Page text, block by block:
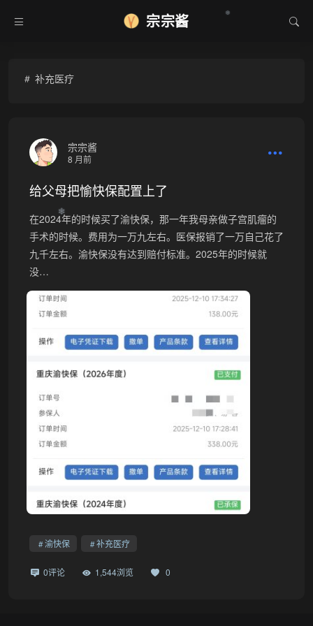
❄
宗宗酱
补充医疗
宗宗酱
8 月前
给父母把愉快保配置上了
在2024年的时候买了渝快保，那一年我母亲做子宫肌瘤的
手术的时候。费用为一万九左右。医保报销了一万自己花了
九千左右。渝快保没有达到赔付标准。2025年的时候就
没…
渝快保 补充医疗
0评论 1,544浏览 0